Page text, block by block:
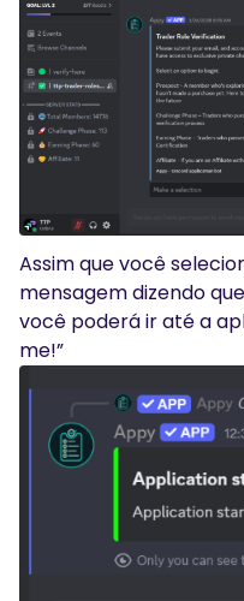
Assim que você
mensagem dizendo
você poderá ir até a
me!”